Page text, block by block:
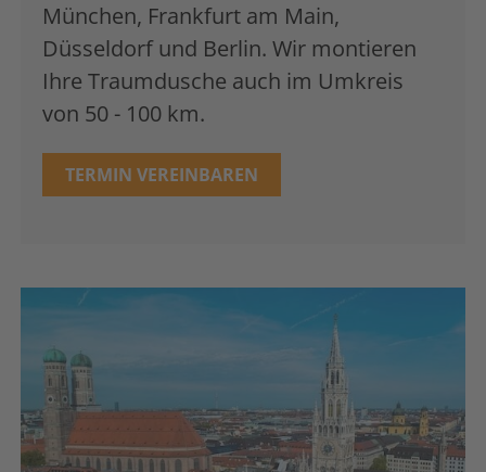
München, Frankfurt am Main,
Düsseldorf und Berlin. Wir montieren
Ihre Traumdusche auch im Umkreis
von 50 - 100 km.
TERMIN VEREINBAREN